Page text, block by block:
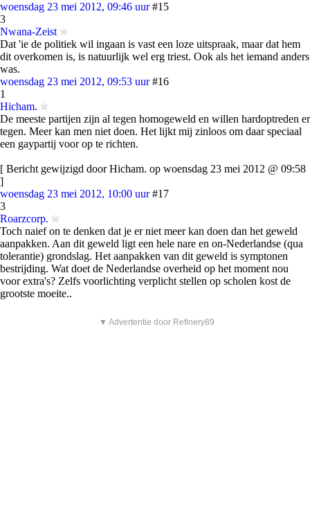
woensdag 23 mei 2012, 09:46 uur #15
3
Nwana-Zeist
Dat 'ie de politiek wil ingaan is vast een loze uitspraak, maar dat hem
dit overkomen is, is natuurlijk wel erg triest. Ook als het iemand anders
was.
woensdag 23 mei 2012, 09:53 uur #16
1
Hicham.
De meeste partijen zijn al tegen homogeweld en willen hardoptreden er
tegen. Meer kan men niet doen. Het lijkt mij zinloos om daar speciaal
een gaypartij voor op te richten.
[ Bericht gewijzigd door Hicham. op woensdag 23 mei 2012 @ 09:58
]
woensdag 23 mei 2012, 10:00 uur #17
3
Roarzcorp.
Toch naief on te denken dat je er niet meer kan doen dan het geweld
aanpakken. Aan dit geweld ligt een hele nare en on-Nederlandse (qua
tolerantie) grondslag. Het aanpakken van dit geweld is symptonen
bestrijding. Wat doet de Nederlandse overheid op het moment nou
voor extra's? Zelfs voorlichting verplicht stellen op scholen kost de
grootste moeite..
▼ Advertentie door Refinery89